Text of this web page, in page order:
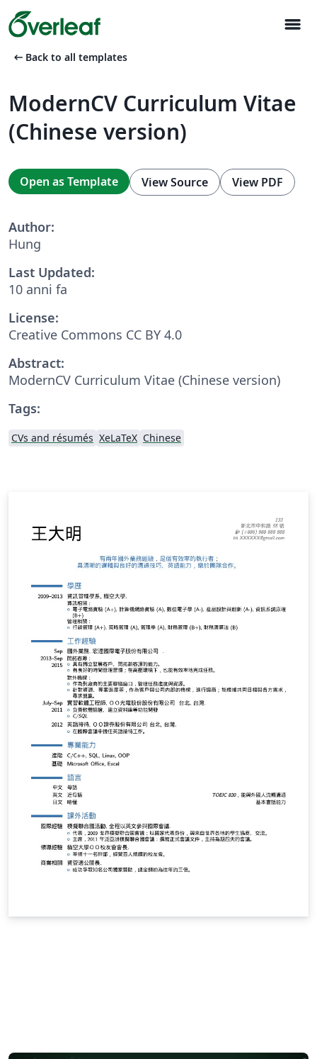
menu
arrow_left_alt Back to all templates
ModernCV Curriculum Vitae
(Chinese version)
Open as Template View Source View PDF
Author:
Hung
Last Updated:
10 anni fa
License:
Creative Commons CC BY 4.0
Abstract:
ModernCV Curriculum Vitae (Chinese version)
Tags:
CVs and résumés XeLaTeX Chinese